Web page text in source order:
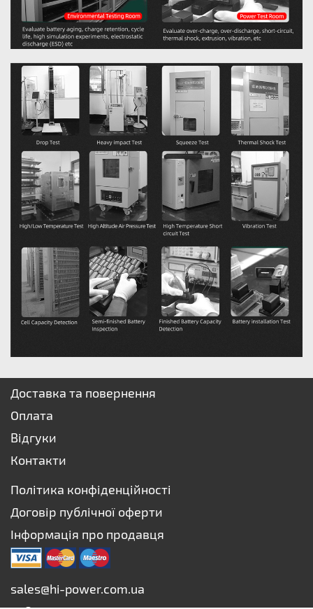
Доставка та повернення
Оплата
Відгуки
Контакти
Політика конфіденційності
Договір публічної оферти
Інформація про продавця
sales@hi-power.com.ua